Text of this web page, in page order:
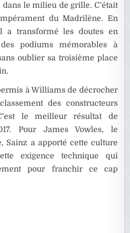
dans le milieu de grille. C’était
du Madrilène. En
a transformé les doutes en
des podiums mémorables à
oublier sa troisième place
à Williams de décrocher
des constructeurs
le meilleur résultat de
Pour James Vowles, le
Sainz a apporté cette culture
exigence technique qui
pour franchir ce cap